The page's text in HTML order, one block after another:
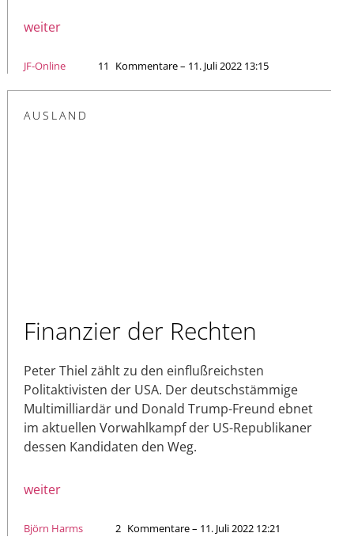
weiter
JF-Online 11 Kommentare – 11. Juli 2022 13:15
AUSLAND
Finanzier der Rechten
Peter Thiel zählt zu den einflußreichsten
Politaktivisten der USA. Der deutschstämmige
Multimilliardär und Donald Trump-Freund ebnet
im aktuellen Vorwahlkampf der US-Republikaner
dessen Kandidaten den Weg.
weiter
Björn Harms 2 Kommentare – 11. Juli 2022 12:21